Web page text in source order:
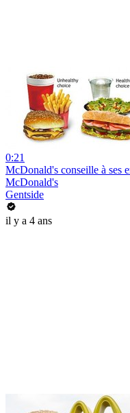
0:21
McDonald's conseille à ses
McDonald's
Gentside
il y a 4 ans